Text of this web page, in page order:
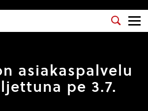
asiakaspalvelu
pe 3.7.